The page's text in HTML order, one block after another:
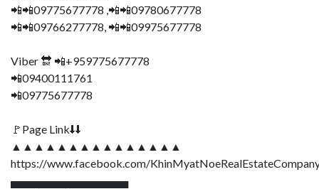
📲📲09775677778 ,📲📲09780677778
📲📲09766277778, 📲📲09975677778
Viber 🔛 📲+959775677778
📲09400111761
📲09775677778
🚩Page Link⬇⬇
▲▲▲▲▲▲▲▲▲▲▲▲▲▲▲
https://www.facebook.com/
▄▄▄▄▄▄▄▄▄▄▄▄▄▄▄